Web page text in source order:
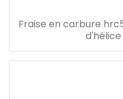
Fraise en carbure
d'hélice